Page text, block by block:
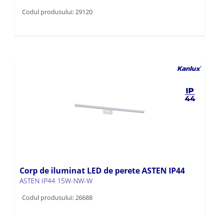
Codul produsului: 29120
Corp de iluminat LED de perete ASTEN IP44
ASTEN IP44 15W-NW-W
Codul produsului: 26688